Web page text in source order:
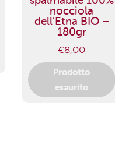
nocciola
dell’Etna BIO –
180gr
€8,00
Prodotto
esaurito